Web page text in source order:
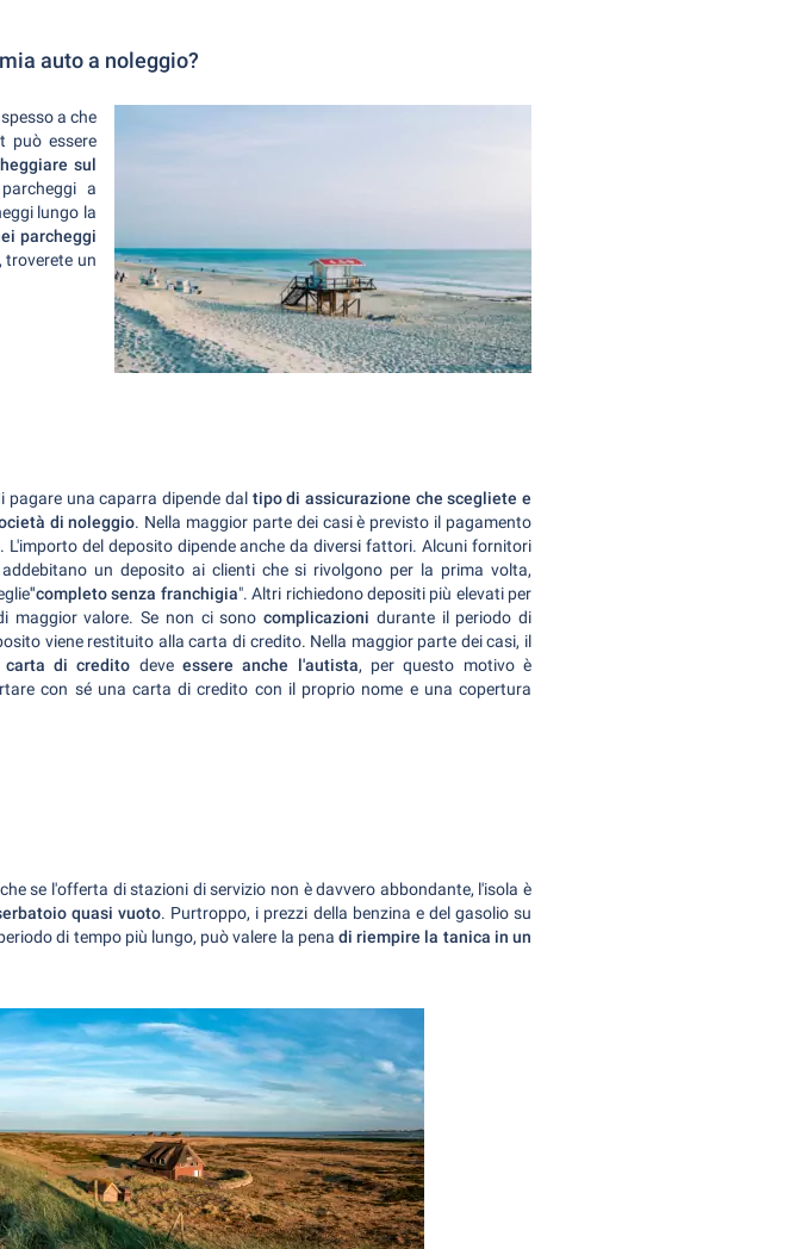
auto a noleggio?
a che
può essere
sul
a
lungo la
parcheggi
troverete un
pagare una caparra dipende dal tipo di assicurazione che scegliete e
di noleggio. Nella maggior parte dei casi è previsto il pagamento
L'importo del deposito dipende anche da diversi fattori. Alcuni fornitori
addebitano un deposito ai clienti che si rivolgono per la prima volta,
"completo senza franchigia". Altri richiedono depositi più elevati per
maggior valore. Se non ci sono complicazioni durante il periodo di
viene restituito alla carta di credito. Nella maggior parte dei casi, il
di credito deveessere anche l'autista, per questo motivo è
con sé una carta di credito con il proprio nome e una copertura
se l'offerta di stazioni di servizio non è davvero abbondante, l'isola è
quasi vuoto. Purtroppo, i prezzi della benzina e del gasolio su
di tempo più lungo, può valere la pena di riempire la tanica in un